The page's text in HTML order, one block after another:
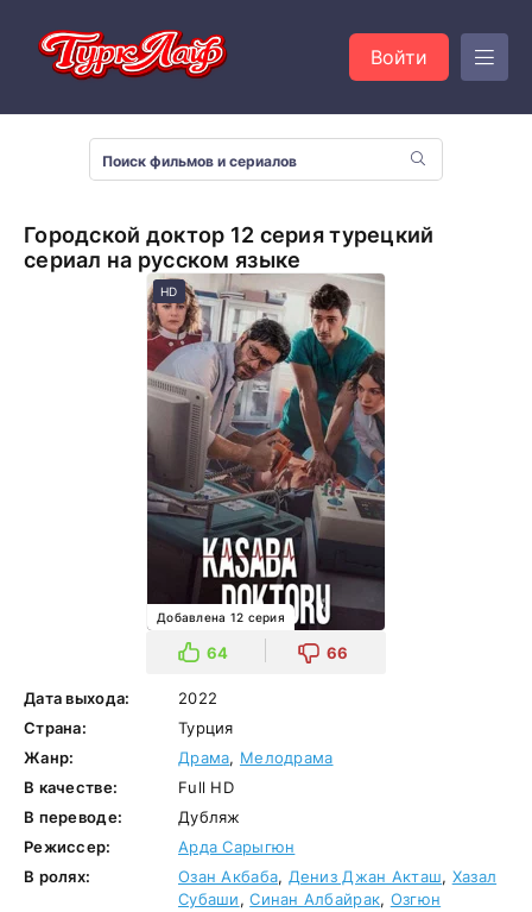
Войти
Городской доктор 12 серия турецкий
сериал на русском языке
HD
Добавлена 12 серия
64 66
Дата выхода:
2022
Страна:
Турция
Жанр:
Драма, Мелодрама
В качестве:
Full HD
В переводе:
Дубляж
Режиссер:
Арда Сарыгюн
В ролях:
Озан Акбаба, Дениз Джан Акташ, Хазал
Субаши,Синан Албайрак, Озгюн